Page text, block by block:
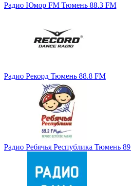
Радио Юмор FM Тюмень 88.3 FM
Радио Рекорд Тюмень 88.8 FM
Радио Ребячья Республика Тюмень